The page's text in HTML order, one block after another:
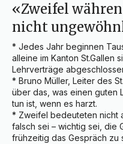
«Zweifel
nicht
* Jedes Jahr beginnen
alleine im Kanton St.Gallen
Lehrverträge
* Bruno Müller, Leiter des
über das, was einen guten
tun ist, wenn es harzt.
* Zweifel bedeuteten nicht
falsch sei – wichtig sei, die
frühzeitig das Gespräch zu